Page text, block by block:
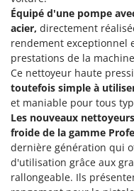
Lames
Lave-vitres
Lieuses
M
Machines à pâtes
Machines pour la
Machines sous
Motobineuses
EuroMech
Eurosystems
F
FAC
Fama Industrie
Famag
Famur
FARMER
Équipé d'une pompe
acier, directement
rendement exceptionnel
prestations de la
Ce nettoyeur haute
toutefois simple à
et maniable pour tous
Les nouveaux
froide de la gamme
dernière génération qui
d'utilisation grâce aux
rallongeable. Ils